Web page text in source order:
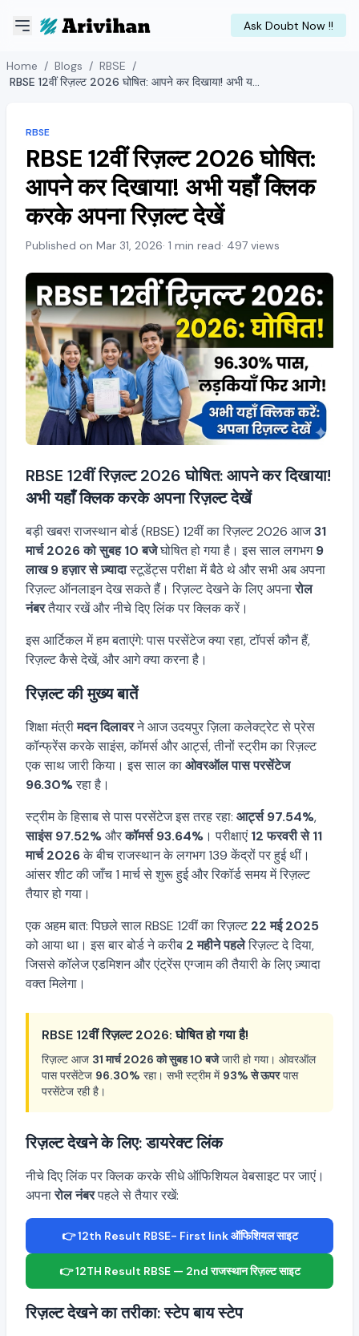
Ask Doubt Now !!
Home / Blogs / RBSE /
RBSE 12वीं रिज़ल्ट 2026 घोषित: आपने कर दिखाया! अभी यहाँ क्लिक करके अपना रिज़ल्ट देखें
RBSE
RBSE 12वीं रिज़ल्ट 2026 घोषित:
आपने कर दिखाया! अभी यहाँ क्लिक
करके अपना रिज़ल्ट देखें
Published on Mar 31, 2026· 1 min read· 497 views
RBSE 12वीं रिज़ल्ट 2026 घोषित: आपने कर दिखाया!
अभी यहाँ क्लिक करके अपना रिज़ल्ट देखें
बड़ी खबर! राजस्थान बोर्ड (RBSE) 12वीं का रिज़ल्ट 2026 आज31
मार्च 2026 को सुबह 10 बजेघोषित हो गया है। इस साल लगभग9
लाख 9 हज़ार से ज़्यादास्टूडेंट्स परीक्षा में बैठे थे और सभी अब अपना
रिज़ल्ट ऑनलाइन देख सकते हैं। रिज़ल्ट देखने के लिए अपनारोल
नंबरतैयार रखें और नीचे दिए लिंक पर क्लिक करें।
इस आर्टिकल में हम बताएंगे: पास परसेंटेज क्या रहा, टॉपर्स कौन हैं,
रिज़ल्ट कैसे देखें, और आगे क्या करना है।
रिज़ल्ट की मुख्य बातें
शिक्षा मंत्रीमदन दिलावरने आज उदयपुर ज़िला कलेक्ट्रेट से प्रेस
कॉन्फ्रेंस करके साइंस, कॉमर्स और आर्ट्स, तीनों स्ट्रीम का रिज़ल्ट
एक साथ जारी किया। इस साल काओवरऑल पास परसेंटेज
96.30%रहा है।
स्ट्रीम के हिसाब से पास परसेंटेज इस तरह रहा: आर्ट्स 97.54%,
साइंस 97.52%औरकॉमर्स 93.64% । परीक्षाएं12 फरवरी से 11
मार्च 2026के बीच राजस्थान के लगभग 139 केंद्रों पर हुई थीं।
आंसर शीट की जाँच 1 मार्च से शुरू हुई और रिकॉर्ड समय में रिज़ल्ट
तैयार हो गया।
एक अहम बात: पिछले साल RBSE 12वीं का रिज़ल्ट22 मई 2025
को आया था। इस बार बोर्ड ने करीब 2 महीने पहलेरिज़ल्ट दे दिया,
जिससे कॉलेज एडमिशन और एंट्रेंस एग्जाम की तैयारी के लिए ज़्यादा
वक्त मिलेगा।
RBSE 12वीं रिज़ल्ट 2026: घोषित हो गया है!
रिज़ल्ट आज 31 मार्च 2026 को सुबह 10 बजेजारी हो गया। ओवरऑल
पास परसेंटेज 96.30% रहा। सभी स्ट्रीम में 93% से ऊपरपास
परसेंटेज रही है।
रिज़ल्ट देखने के लिए: डायरेक्ट लिंक
नीचे दिए लिंक पर क्लिक करके सीधे ऑफिशियल वेबसाइट पर जाएं।
अपनारोल नंबरपहले से तैयार रखें:
👉 12th Result RBSE- First link ऑफिशियल साइट
👉 12TH Result RBSE — 2nd राजस्थान रिज़ल्ट साइट
रिज़ल्ट देखने का तरीका: स्टेप बाय स्टेप